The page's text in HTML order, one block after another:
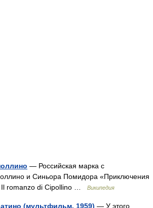
— Российская марка с
и Синьора Помидора «Приключения
Il romanzo di Cipollino …
Википедия
(мультфильм, 1959) — У этого